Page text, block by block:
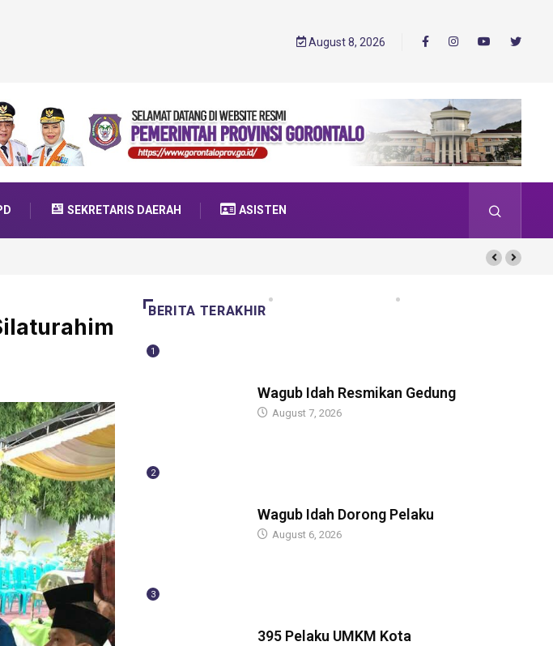
August 8, 2026
SEKRETARIS DAERAH ASISTEN
2025
BERITA TERAKHIR
1
Wagub Idah Resmikan Gedung
August 7, 2026
2
Wagub Idah Dorong Pelaku
August 6, 2026
3
395 Pelaku UMKM Kota